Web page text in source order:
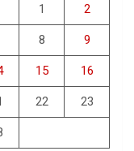
1 2
8 9
15 16
22 23